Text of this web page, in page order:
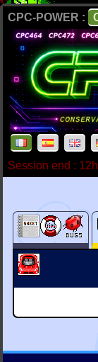
CPC-POWER :
Session end :